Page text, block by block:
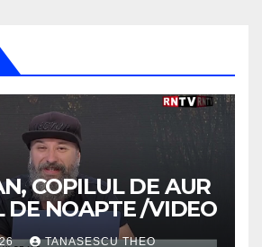
COPILUL DE AUR
DE NOAPTE /VIDEO
TANASESCU THEO